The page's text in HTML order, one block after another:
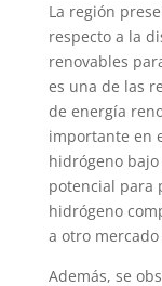
La región
respecto a la
renovables
es una de las
de energía
importante en
hidrógeno
potencial para
hidrógeno
a otro
Además, se